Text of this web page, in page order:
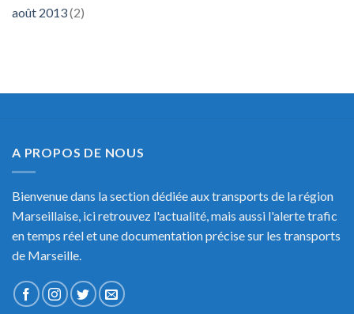
août 2013(2)
A PROPOS DE NOUS
Bienvenue dans la section dédiée aux transports de la région
Marseillaise, ici retrouvez l'actualité, mais aussi l'alerte trafic
en temps réel et une documentation précise sur les transports
de Marseille.